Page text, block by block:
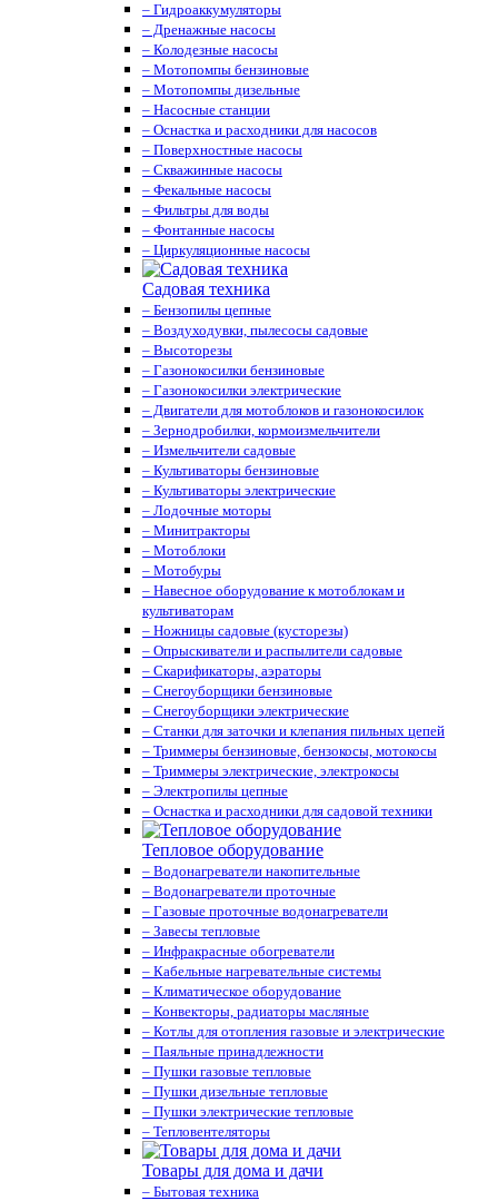
– Гидроаккумуляторы
– Дренажные насосы
– Колодезные насосы
– Мотопомпы бензиновые
– Мотопомпы дизельные
– Насосные станции
– Оснастка и расходники для насосов
– Поверхностные насосы
– Скважинные насосы
– Фекальные насосы
– Фильтры для воды
– Фонтанные насосы
– Циркуляционные насосы
Садовая техника
– Бензопилы цепные
– Воздуходувки, пылесосы садовые
– Высоторезы
– Газонокосилки бензиновые
– Газонокосилки электрические
– Двигатели для мотоблоков и газонокосилок
– Зернодробилки, кормоизмельчители
– Измельчители садовые
– Культиваторы бензиновые
– Культиваторы электрические
– Лодочные моторы
– Минитракторы
– Мотоблоки
– Мотобуры
– Навесное оборудование к мотоблокам и
культиваторам
– Ножницы садовые (кусторезы)
– Опрыскиватели и распылители садовые
– Скарификаторы, аэраторы
– Снегоуборщики бензиновые
– Снегоуборщики электрические
– Станки для заточки и клепания пильных цепей
– Триммеры бензиновые, бензокосы, мотокосы
– Триммеры электрические, электрокосы
– Электропилы цепные
– Оснастка и расходники для садовой техники
Тепловое оборудование
– Водонагреватели накопительные
– Водонагреватели проточные
– Газовые проточные водонагреватели
– Завесы тепловые
– Инфракрасные обогреватели
– Кабельные нагревательные системы
– Климатическое оборудование
– Конвекторы, радиаторы масляные
– Котлы для отопления газовые и электрические
– Паяльные принадлежности
– Пушки газовые тепловые
– Пушки дизельные тепловые
– Пушки электрические тепловые
– Тепловентеляторы
Товары для дома и дачи
– Бытовая техника